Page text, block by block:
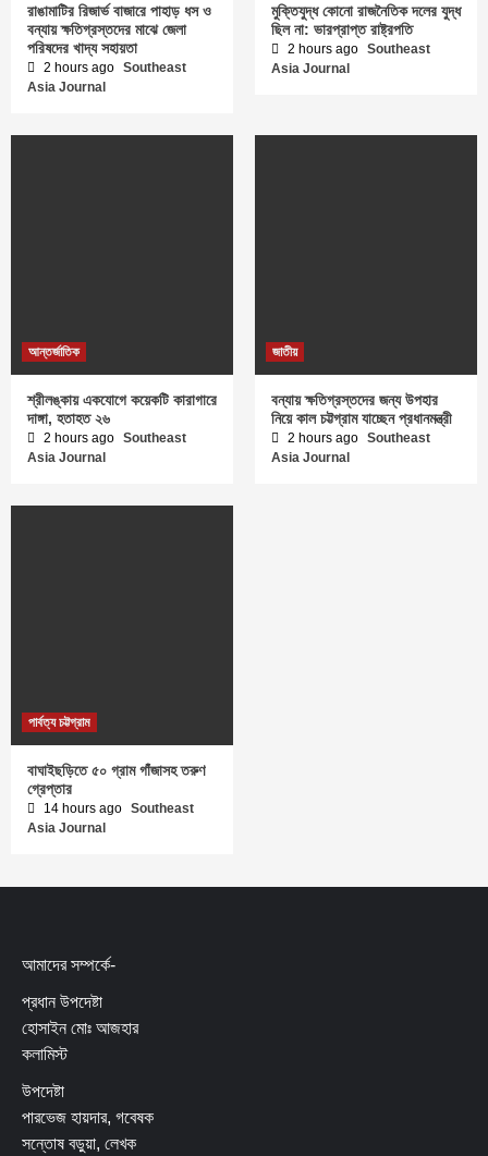
রাঙামাটির রিজার্ভ বাজারে পাহাড় ধস ও
বন্যায় ক্ষতিগ্রস্তদের মাঝে জেলা
পরিষদের খাদ্য সহায়তা
2 hours ago Southeast
Asia Journal
মুক্তিযুদ্ধ কোনো রাজনৈতিক দলের যুদ্ধ
ছিল না: ভারপ্রাপ্ত রাষ্ট্রপতি
2 hours ago Southeast
Asia Journal
আন্তর্জাতিক
শ্রীলঙ্কায় একযোগে কয়েকটি কারাগারে
দাঙ্গা, হতাহত ২৬
2 hours ago Southeast
Asia Journal
জাতীয়
বন্যায় ক্ষতিগ্রস্তদের জন্য উপহার
নিয়ে কাল চট্টগ্রাম যাচ্ছেন প্রধানমন্ত্রী
2 hours ago Southeast
Asia Journal
পার্বত্য চট্টগ্রাম
বাঘাইছড়িতে ৫০ গ্রাম গাঁজাসহ তরুণ
গ্রেপ্তার
14 hours ago Southeast
Asia Journal
আমাদের সম্পর্কে-
প্রধান উপদেষ্টা
হোসাইন মোঃ আজহার
কলামিস্ট
উপদেষ্টা
পারভেজ হায়দার, গবেষক
সন্তোষ বড়ুয়া, লেখক